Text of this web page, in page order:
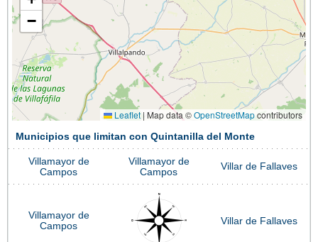
−
Leaflet | Map data ©OpenStreetMapcontributors
Municipios que limitan con Quintanilla del Monte
Villamayor de
Campos
Villamayor de
Campos
Villar de Fallaves
Villamayor de
Campos
Villar de Fallaves